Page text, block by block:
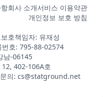
회사 소개서비스 이용약관
개인정보 보호 방침
호책임자: 유재성
번호: 795-88-02574
남-06145
402-106A호
의: cs@statground.net